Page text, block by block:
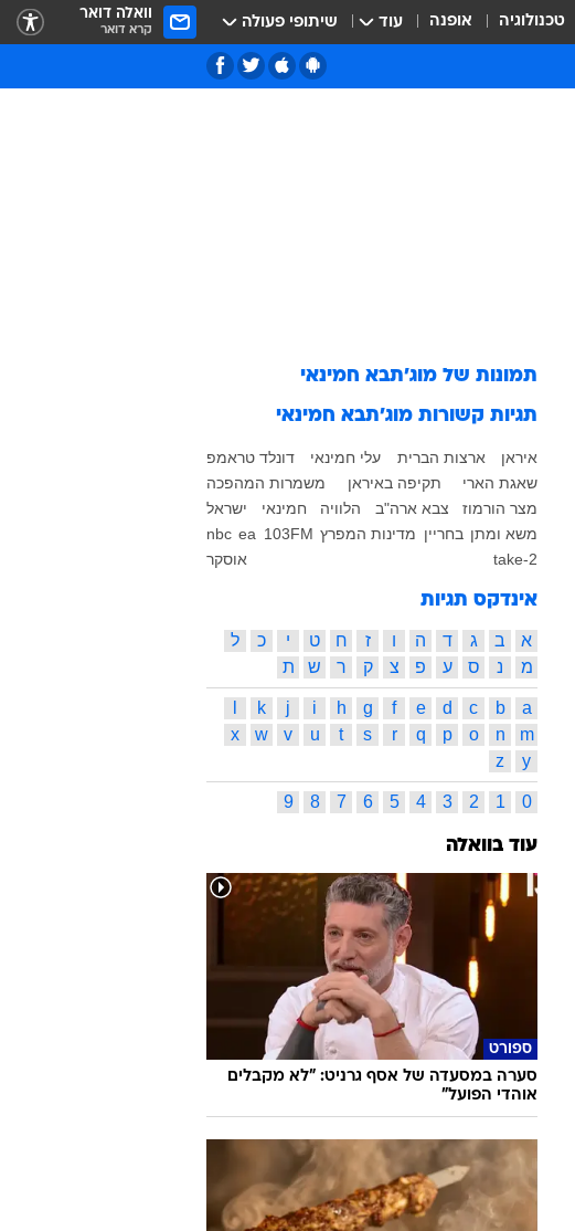
טכנולוגיה אופנה עוד שיתופי פעולה וואלה דואר
קרא דואר
תמונות של מוג'תבא חמינאי
תגיות קשורות מוג'תבא חמינאי
איראן ארצות הברית עלי חמינאי
דונלד טראמפ
שאגת הארי
תקיפה באיראן
משמרות המהפכה
מצר הורמוז
צבא ארה"ב הלוויה חמינאי
ישראל
משא ומתן בחריין מדינות המפרץ 103FM
ea
nbc
take-2
אוסקר
אינדקס תגיות
א ב ג ד ה ו ז ח ט י כ
ל
מ
נ ס ע פ צ ק ר ש ת
a
b
c
d
e
f
g
h
i
j
k
m
n
o
p
q
r
s
t
u
v
w
x
y
z
0
1
2
3
4
5
6
7
8
9
עוד בוואלה
ספורט
סערה במסעדה של אסף גרניט: "לא מקבלים
אוהדי הפועל"